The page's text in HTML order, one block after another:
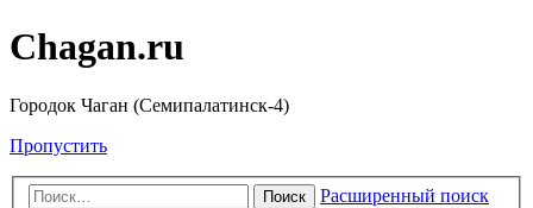
Chagan.ru
Городок Чаган (Семипалатинск-4)
Пропустить
Поиск Расширенный поиск